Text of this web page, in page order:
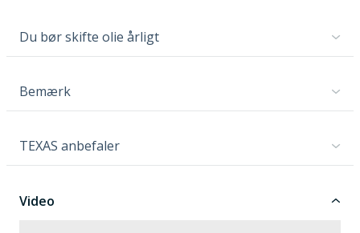
Du bør skifte olie årligt
Bemærk
TEXAS anbefaler
Video